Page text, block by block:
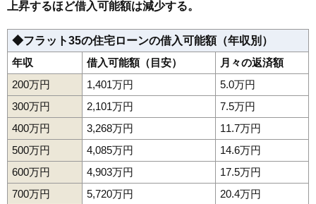
上昇するほど借入可能額は減少する。
◆フラット35の住宅ローンの借入可能額（年収別）
年収
借入可能額（目安）
月々の返済額
200万円
1,401万円
5.0万円
300万円
2,101万円
7.5万円
400万円
3,268万円
11.7万円
500万円
4,085万円
14.6万円
600万円
4,903万円
17.5万円
700万円
5,720万円
20.4万円